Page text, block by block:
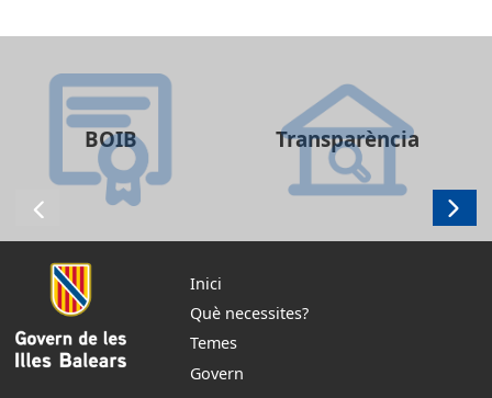
BOIB Transparència
Inici
Què necessites?
Temes
Govern